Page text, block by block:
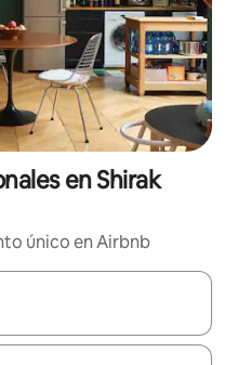
en Shirak
único en Airbnb
podrás navegar